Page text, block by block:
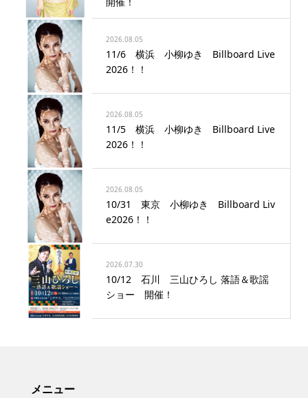
2026.08.05
11/6 横浜 小柳ゆき Billboard Live
2026！！
2026.08.05
11/5 横浜 小柳ゆき Billboard Live
2026！！
2026.08.05
10/31 東京 小柳ゆき Billboard Liv
e2026！！
2026.07.30
10/12 石川 三山ひろし 落語＆歌謡
ショー 開催！
メニュー